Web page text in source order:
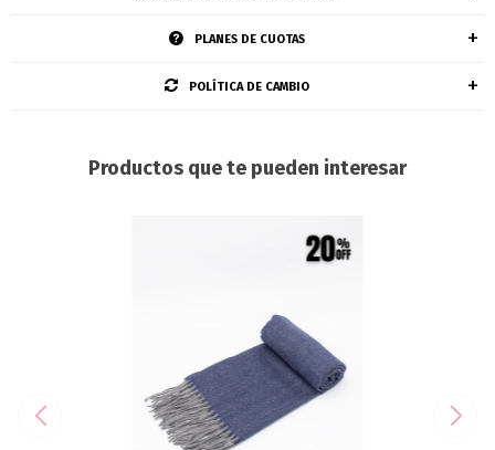
PLANES DE CUOTAS
POLÍTICA DE CAMBIO
Productos que te pueden interesar